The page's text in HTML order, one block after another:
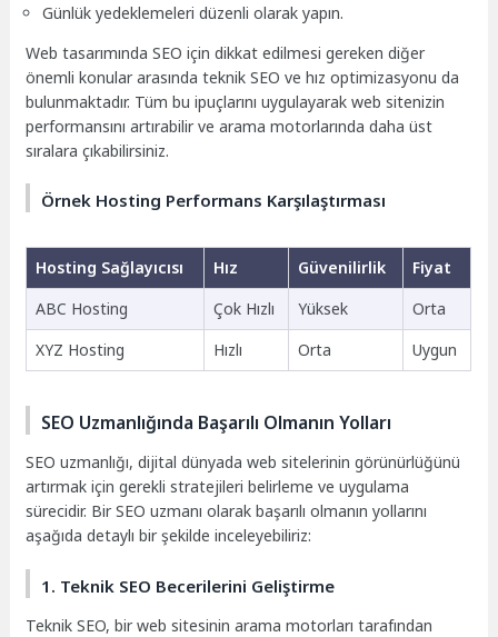
Günlük yedeklemeleri düzenli olarak yapın.
Web tasarımında SEO için dikkat edilmesi gereken diğer
önemli konular arasında teknik SEO ve hız optimizasyonu da
bulunmaktadır. Tüm bu ipuçlarını uygulayarak web sitenizin
performansını artırabilir ve arama motorlarında daha üst
sıralara çıkabilirsiniz.
Örnek Hosting Performans Karşılaştırması
Hosting Sağlayıcısı Hız Güvenilirlik
Fiyat
ABC Hosting
Çok Hızlı Yüksek
Orta
XYZ Hosting
Hızlı Orta Uygun
SEO Uzmanlığında Başarılı Olmanın Yolları
SEO uzmanlığı, dijital dünyada web sitelerinin görünürlüğünü
artırmak için gerekli stratejileri belirleme ve uygulama
sürecidir. Bir SEO uzmanı olarak başarılı olmanın yollarını
aşağıda detaylı bir şekilde inceleyebiliriz:
1. Teknik SEO Becerilerini Geliştirme
Teknik SEO, bir web sitesinin arama motorları tarafından